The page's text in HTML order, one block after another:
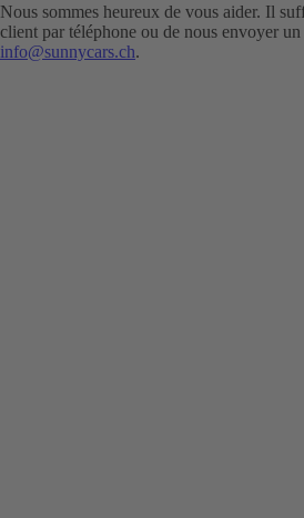
Nous sommes heureux de vous aider. Il
client par téléphone ou de nous envoyer un
info@sunnycars.ch.